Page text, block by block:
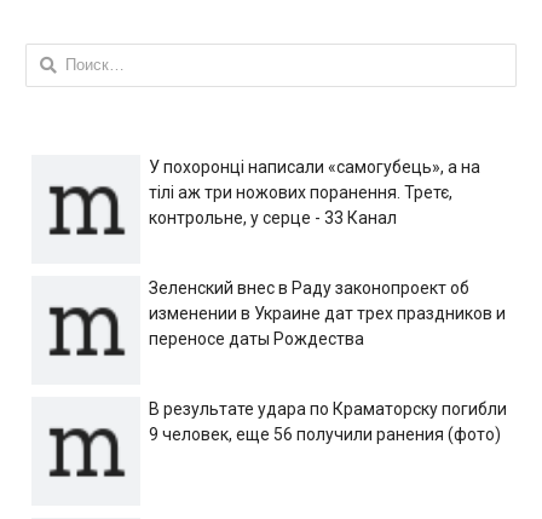
Найти:
У похоронці написали «самогубець», а на
тілі аж три ножових поранення. Третє,
контрольне, у серце - 33 Канал
Зеленский внес в Раду законопроект об
изменении в Украине дат трех праздников и
переносе даты Рождества
В результате удара по Краматорску погибли
9 человек, еще 56 получили ранения (фото)